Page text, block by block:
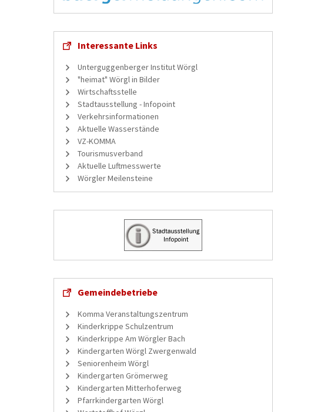
Interessante Links
Unterguggenberger Institut Wörgl
"heimat" Wörgl in Bilder
Wirtschaftsstelle
Stadtausstellung - Infopoint
Verkehrsinformationen
Aktuelle Wasserstände
VZ-KOMMA
Tourismusverband
Aktuelle Luftmesswerte
Wörgler Meilensteine
Gemeindebetriebe
Komma Veranstaltungszentrum
Kinderkrippe Schulzentrum
Kinderkrippe Am Wörgler Bach
Kindergarten Wörgl Zwergenwald
Seniorenheim Wörgl
Kindergarten Grömerweg
Kindergarten Mitterhoferweg
Pfarrkindergarten Wörgl